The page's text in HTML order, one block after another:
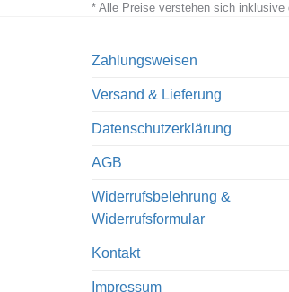
* Alle Preise verstehen sich inklusive
Zahlungsweisen
Versand & Lieferung
Datenschutzerklärung
AGB
Widerrufsbelehrung &
Widerrufsformular
Kontakt
Impressum